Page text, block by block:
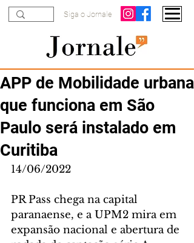
Siga o Jornale
APP de Mobilidade urbana
que funciona em São
Paulo será instalado em
Curitiba
14/06/2022
PR Pass chega na capital
paranaense, e a UPM2 mira em
expansão nacional e abertura de